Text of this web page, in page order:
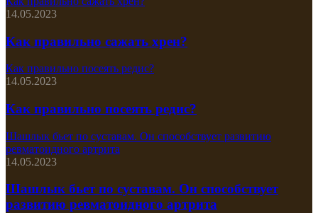
14.05.2023
Как правильно сажать хрен?
Как правильно посеять редис?
14.05.2023
Как правильно посеять редис?
Шашлык бьет по суставам. Он способствует развитию
ревматоидного артрита
14.05.2023
Шашлык бьет по суставам. Он способствует
развитию ревматоидного артрита